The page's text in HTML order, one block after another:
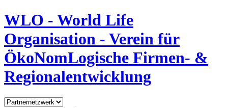
WLO - World Life
Organisation - Verein für
ÖkoNomLogische Firmen- &
Regionalentwicklung